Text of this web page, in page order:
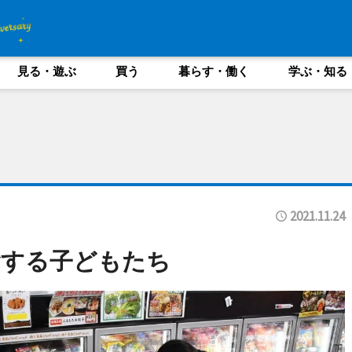
見る・遊ぶ 買う 暮らす・働く 学ぶ・知る
2021.11.24
る子どもたち